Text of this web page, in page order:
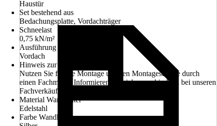
Haustür
Set bestehend aus
Bedachungsplatte, Vordachträger
Schneelast
0,75 kN/m²
Ausführung
Vordach
Hinweis zur Montage
Nutzen Sie für die Montage unseren Montageservice durch
einen Fachmann. Informieren Sie sich unverbindlich bei unseren
Fachverkäufern im Markt.
Material Wandhalter
Edelstahl
Farbe Wandhalter